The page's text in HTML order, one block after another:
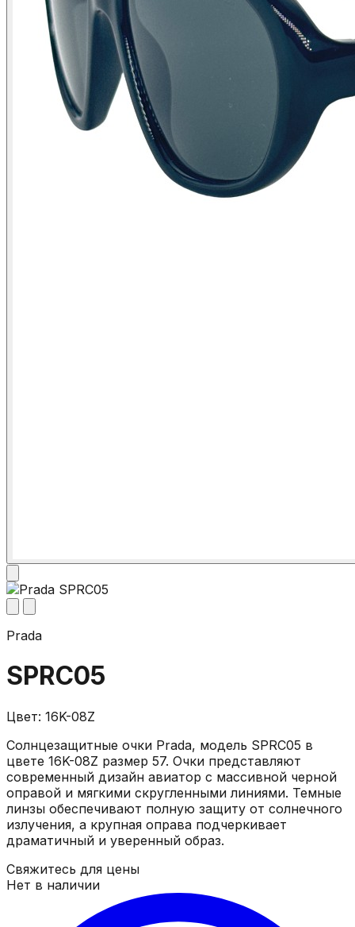
Prada
SPRC05
Цвет: 16K-08Z
Солнцезащитные очки Prada, модель SPRC05 в
цвете 16K-08Z размер 57. Очки представляют
современный дизайн авиатор с массивной черной
оправой и мягкими скругленными линиями. Темные
линзы обеспечивают полную защиту от солнечного
излучения, а крупная оправа подчеркивает
драматичный и уверенный образ.
Свяжитесь для цены
Нет в наличии